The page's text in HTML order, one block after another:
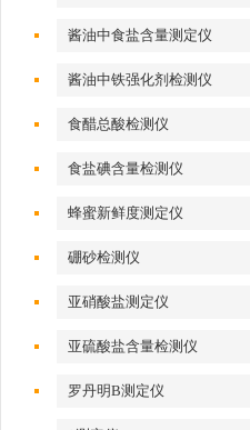
酱油中食盐含量测定仪
酱油中铁强化剂检测仪
食醋总酸检测仪
食盐碘含量检测仪
蜂蜜新鲜度测定仪
硼砂检测仪
亚硝酸盐测定仪
亚硫酸盐含量检测仪
罗丹明B测定仪